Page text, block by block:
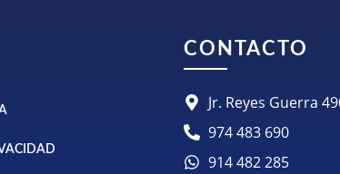
CONTACTO
Jr. Reyes Guerra
974 483 690
914 482 285